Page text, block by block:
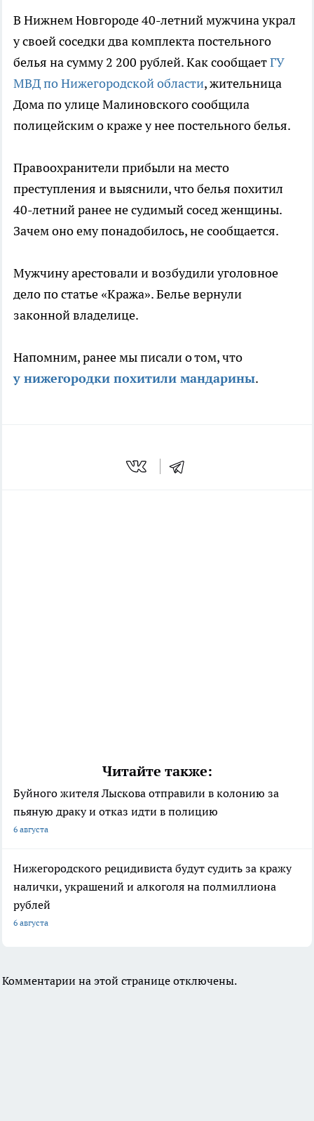
В Нижнем Новгороде 40-летний мужчина украл
у своей соседки два комплекта постельного
белья на сумму 2 200 рублей. Как сообщаетГУ
МВД по Нижегородской области, жительница
Дома по улице Малиновского сообщила
полицейским о краже у нее постельного белья.
Правоохранители прибыли на место
преступления и выяснили, что белья похитил
40-летний ранее не судимый сосед женщины.
Зачем оно ему понадобилось, не сообщается.
Мужчину арестовали и возбудили уголовное
дело по статье «Кража». Белье вернули
законной владелице.
Напомним, ранее мы писали о том, что
у нижегородки похитили мандарины.
Читайте также:
Буйного жителя Лыскова отправили в колонию за
пьяную драку и отказ идти в полицию
6 августа
Нижегородского рецидивиста будут судить за кражу
налички, украшений и алкоголя на полмиллиона
рублей
6 августа
Комментарии на этой странице отключены.